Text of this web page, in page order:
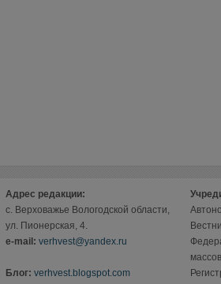
Адрес редакции:
с. Верховажье Вологодской области,
ул. Пионерская, 4.
е-mail: verhvest@yandex.ru
Блог: verhvest.blogspot.com